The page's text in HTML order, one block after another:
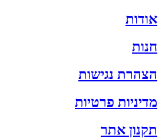
אודות
חנות
הצהרת נגישות
מדיניות פרטיות
תקנון אתר